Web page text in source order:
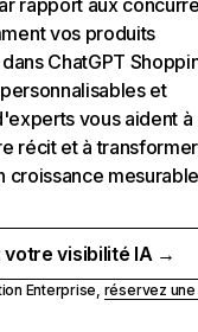
rapport aux
vos produits
ChatGPT
et
vous aident à
récit et à
croissance
visibilité IA →
Enterprise, réservez